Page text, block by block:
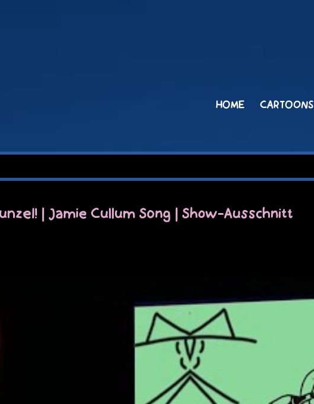
HOME CARTOONS
| Jamie Cullum Song | Show-Ausschnitt